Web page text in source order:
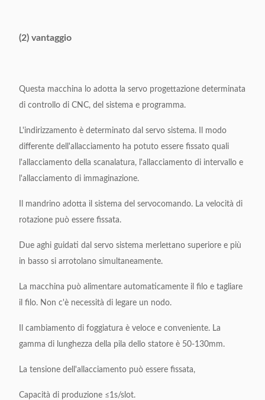
Modo
Velocità
dell'allacciamento
Circa 0.8s/s
220V/50/60Hz 2Kw
Peso 700kgs
Dimensione a
macchina
(L) 1000* (W) 600* (H)
(2) vantaggio
Questa macchina lo adotta la servo progettazione determinata
di controllo di CNC, del sistema e programma.
L'indirizzamento è determinato dal servo sistema. Il modo
differente dell'allacciamento ha potuto essere fissato quali
l'allacciamento della scanalatura, l'allacciamento di intervallo e
l'allacciamento di immaginazione.
Il mandrino adotta il sistema del servocomando. La velocità di
rotazione può essere fissata.
Due aghi guidati dal servo sistema merlettano superiore e più
in basso si arrotolano simultaneamente.
La macchina può alimentare automaticamente il filo e tagliare
il filo. Non c'è necessità di legare un nodo.
Il cambiamento di foggiatura è veloce e conveniente. La
gamma di lunghezza della pila dello statore è 50-130mm.
La tensione dell'allacciamento può essere fissata,
Capacità di produzione ≤1s/slot.